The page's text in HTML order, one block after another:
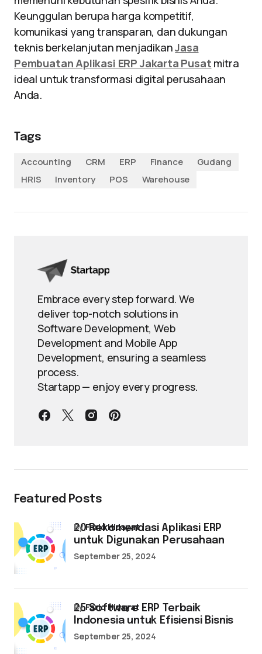
Keunggulan berupa harga kompetitif,
komunikasi yang transparan, dan dukungan
teknis berkelanjutan menjadikanJasa
Pembuatan Aplikasi ERP Jakarta Pusat mitra
ideal untuk transformasi digital perusahaan
Anda.
Tags
Accounting
CRM ERP Finance
Gudang
HRIS
Inventory POS Warehouse
Embrace every step forward. We
deliver top-notch solutions in
Software Development, Web
Development and Mobile App
Development, ensuring a seamless
process.
Startapp — enjoy every progress.
Featured Posts
20 Rekomendasi Aplikasi ERP
untuk Digunakan Perusahaan
byFarid Hidayat
September 25, 2024
25 Software ERP Terbaik
Indonesia untuk Efisiensi Bisnis
byFarid Hidayat
September 25, 2024